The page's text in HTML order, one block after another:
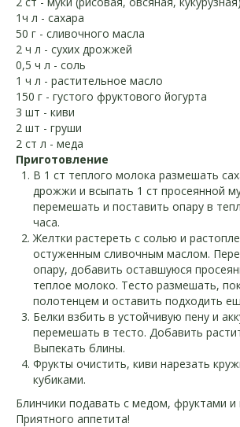
1ч л - сахара
50 г - сливочного масла
2 ч л - сухих дрожжей
0,5 ч л - соль
1 ч л - растительное масло
150 г - густого фруктового йогурта
3 шт - киви
2 шт - груши
2 ст л - меда
Приготовление
В 1 ст теплого молока размешать
дрожжи и всыпать 1 ст просеянной
перемешать и поставить опару в
часа.
Желтки растереть с солью и
остуженным сливочным маслом.
опару, добавить оставшуюся
теплое молоко. Тесто размешать,
полотенцем и оставить подходить
Белки взбить в устойчивую пену и
перемешать в тесто. Добавить
Выпекать блины.
Фрукты очистить, киви нарезать
кубиками.
Блинчики подавать с медом, фруктами и
Приятного аппетита!
Все материалы на сайте имеют
информационный характер
© Все права защищены
Политика конфиденциальности
Полезные продукты
Рецепты
Разработка сайта